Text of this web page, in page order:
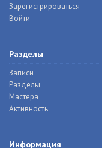
Зарегистрироваться
Войти
Разделы
Записи
Разделы
Мастера
Активность
Информация